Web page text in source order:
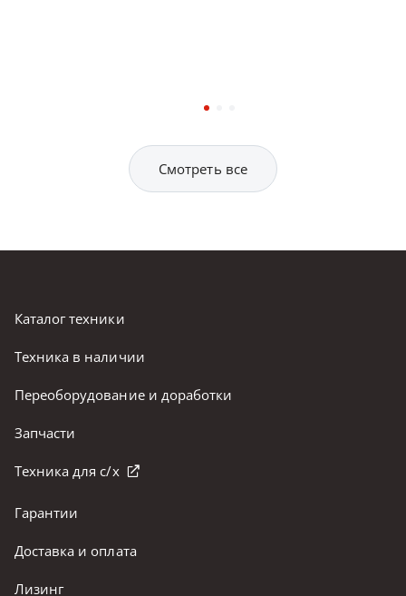
Смотреть все
Каталог техники
Техника в наличии
Переоборудование и доработки
Запчасти
Техника для с/х
Гарантии
Доставка и оплата
Лизинг